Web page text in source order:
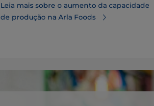
Leia mais sobre o aumento da capacidade
de produção na Arla Foods